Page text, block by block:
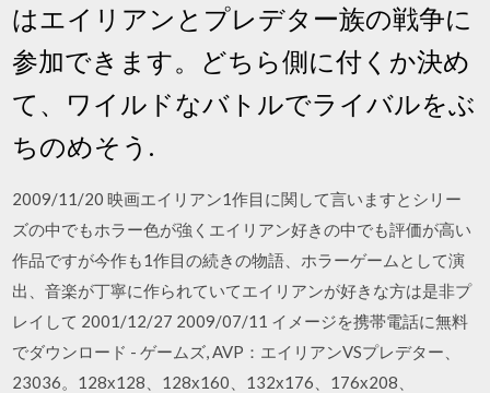
はエイリアンとプレデター族の戦争に
参加できます。どちら側に付くか決め
て、ワイルドなバトルでライバルをぶ
ちのめそう.
2009/11/20 映画エイリアン1作目に関して言いますとシリー
ズの中でもホラー色が強くエイリアン好きの中でも評価が高い
作品ですが今作も1作目の続きの物語、ホラーゲームとして演
出、音楽が丁寧に作られていてエイリアンが好きな方は是非プ
レイして 2001/12/27 2009/07/11 イメージを携帯電話に無料
でダウンロード - ゲームズ, AVP：エイリアンVSプレデター、
23036。128х128、128х160、132х176、176х208、